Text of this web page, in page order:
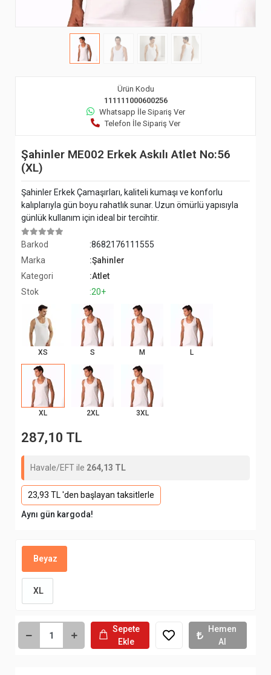
Ürün Kodu
111111000600256
Whatsapp İle Sipariş Ver
Telefon İle Sipariş Ver
Şahinler ME002 Erkek Askılı Atlet No:56
(XL)
Şahinler Erkek Çamaşırları, kaliteli kumaşı ve konforlu
kalıplarıyla gün boyu rahatlık sunar. Uzun ömürlü yapısıyla
günlük kullanım için ideal bir tercihtir.
Barkod
:8682176111555
Marka
:Şahinler
Kategori
:Atlet
Stok
:20+
XS S M L
XL 2XL 3XL
287,10 TL
Havale/EFT ile 264,13 TL
23,93 TL 'den başlayan taksitlerle
Aynı gün kargoda!
Beyaz
XL
Sepete
Ekle
Hemen
Al